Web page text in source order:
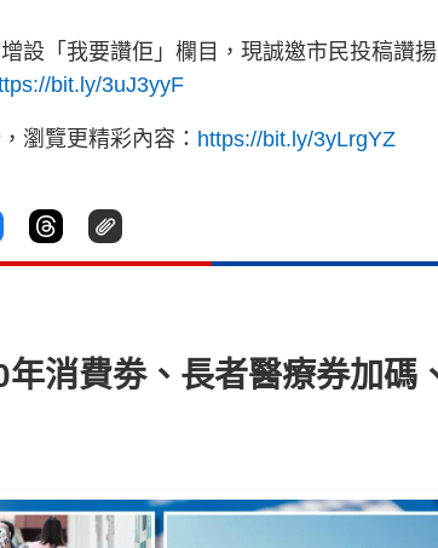
設「我要讚佢」欄目，現誠邀市民投稿讚
bit.ly/3uJ3yyF
瀏覽更精彩內容： https://bit.ly/3yLrgYZ
消費劵、長者醫療券加碼